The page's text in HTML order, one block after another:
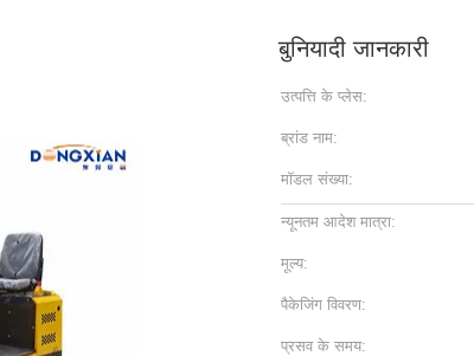
बुनियादी जानकारी
उत्पत्ति के प्लेस:
ब्रांड नाम:
मॉडल संख्या:
न्यूनतम आदेश मात्रा:
मूल्य:
पैकेजिंग विवरण:
प्रसव के समय: